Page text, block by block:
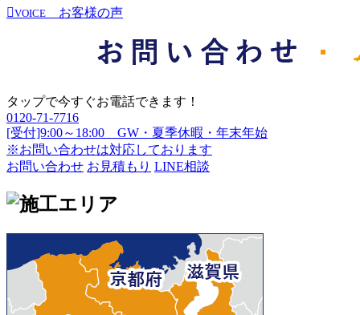
VOICE お客様の声
タップで今すぐお電話できます！
0120-71-7716
[受付]9:00～18:00 GW・夏季休暇・年末年始
※お問い合わせは対応しております
お問い合わせ お見積もり LINE相談